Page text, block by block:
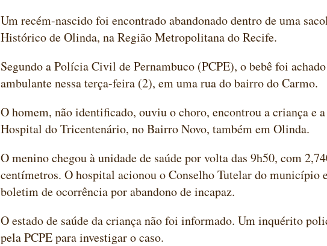
Um recém-nascido foi encontrado abandonado dentro de uma
Histórico de Olinda, na Região Metropolitana do Recife.
Segundo a Polícia Civil de Pernambuco (PCPE), o bebê foi
ambulante nessa terça-feira (2), em uma rua do bairro do Carmo.
O homem, não identificado, ouviu o choro, encontrou a criança e
Hospital do Tricentenário, no Bairro Novo, também em Olinda.
O menino chegou à unidade de saúde por volta das 9h50, com
centímetros. O hospital acionou o Conselho Tutelar do município
boletim de ocorrência por abandono de incapaz.
O estado de saúde da criança não foi informado. Um inquérito
pela PCPE para investigar o caso.